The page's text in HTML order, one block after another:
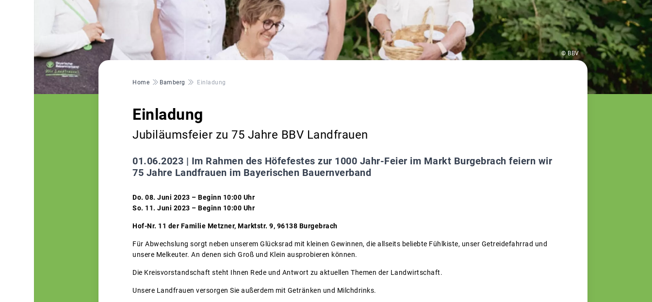
© BBV
Pfadnavigation
Home Bamberg Einladung
Einladung
Jubiläumsfeier zu 75 Jahre BBV Landfrauen
01.06.2023 | Im Rahmen des Höfefestes zur 1000 Jahr-Feier im Markt Burgebrach feiern wir
75 Jahre Landfrauen im Bayerischen Bauernverband
Do. 08. Juni 2023 – Beginn 10:00 Uhr
So. 11. Juni 2023 – Beginn 10:00 Uhr
Hof-Nr. 11 der Familie Metzner, Marktstr. 9, 96138 Burgebrach
Für Abwechslung sorgt neben unserem Glücksrad mit kleinen Gewinnen, die allseits beliebte Fühlkiste, unser Getreidefahrrad und
unsere Melkeuter. An denen sich Groß und Klein ausprobieren können.
Die Kreisvorstandschaft steht Ihnen Rede und Antwort zu aktuellen Themen der Landwirtschaft.
Unsere Landfrauen versorgen Sie außerdem mit Getränken und Milchdrinks.